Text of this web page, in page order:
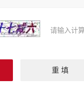
请输入计